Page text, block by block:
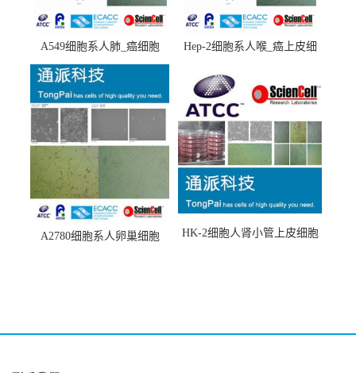
A549细胞系人肺_癌细胞
(A549细胞)
Hep-2细胞系人喉_癌上皮细
A2780细胞系人卵巢细胞
HK-2细胞人肾小管上皮细胞